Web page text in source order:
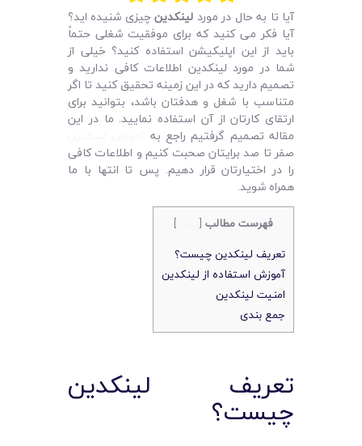
آیا تا به حال در مورد لینکدینچیزی شنیده‌ اید؟
آیا فکر می‌ کنید که برای موفقیت شغلی حتماً
باید از این اپلیکیشن استفاده کنید؟ خیلی از
شما در مورد لینکدین اطلاعات کافی ندارید و
تصمیم دارید که در این زمینه تحقیق کنید تا اگر
متناسب با شغل و هدفتان باشد، بتوانید برای
ارتقای کارتان از آن استفاده نمایید. ما در این
مقاله تصمیم گرفتیم راجع به
صفر تا صد برایتان صحبت کنیم و اطلاعات کافی
را در اختیارتان قرار دهیم. پس تا انتها با ما
همراه شوید.
فهرست مطالب [بستن ]
تعریف لینکدین چیست؟
آموزش استفاده از لینکدین
امنیت لینکدین
جمع‌ بندی
تعریف لینکدین
چیست؟